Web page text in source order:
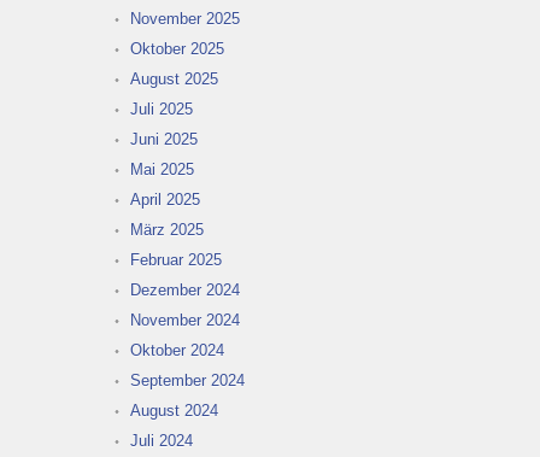
November 2025
Oktober 2025
August 2025
Juli 2025
Juni 2025
Mai 2025
April 2025
März 2025
Februar 2025
Dezember 2024
November 2024
Oktober 2024
September 2024
August 2024
Juli 2024